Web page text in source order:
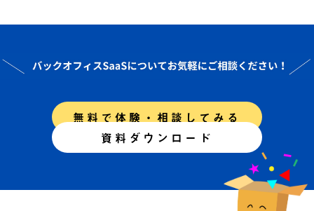
無料で体験・相談してみる
資料ダウンロード